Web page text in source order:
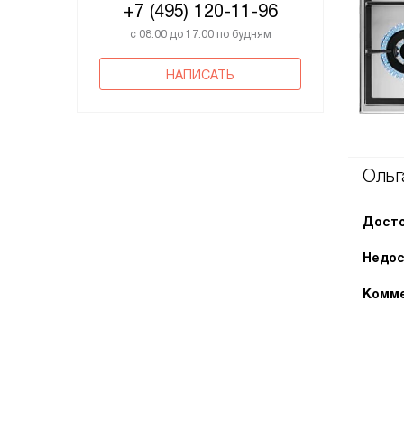
+7 (495) 120-11-96
с 08:00 до 17:00 по будням
НАПИСАТЬ